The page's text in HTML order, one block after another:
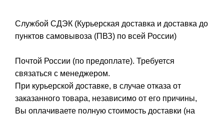
Службой СДЭК (Курьерская доставка и доставка до
пунктов самовывоза (ПВЗ) по всей России)
Почтой России (по предоплате). Требуется
связаться с менеджером.
При курьерской доставке, в случае отказа от
заказанного товара, независимо от его причины,
Вы оплачиваете полную стоимость доставки (на